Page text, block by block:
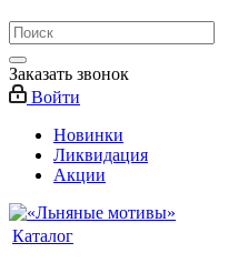
Заказать звонок
Войти
Новинки
Ликвидация
Акции
Каталог